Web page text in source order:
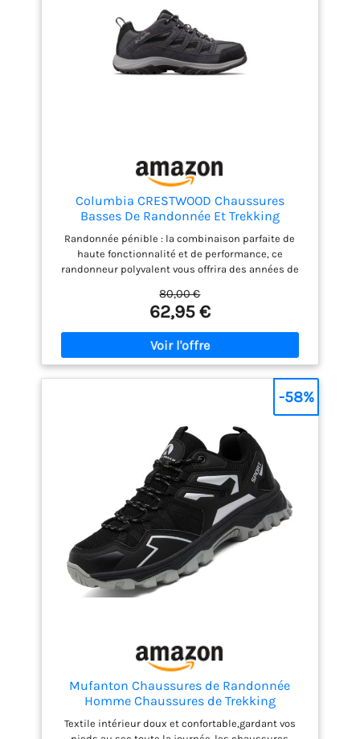
Columbia CRESTWOOD Chaussures
Basses De Randonnée Et Trekking
Homme, Noir (Shark x Columbia Grey), 44
EU
Randonnée pénible : la combinaison parfaite de
haute fonctionnalité et de performance, ce
randonneur polyvalent vous offrira des années de
80,00 €
62,95 €
Mufanton Chaussures de Randonnée
Homme Chaussures de Trekking
Antidérapantes Respirant Chaussure de
Marche Stabilité Sneakers,Noir,EU39
Textile intérieur doux et confortable,gardant vos
-58%